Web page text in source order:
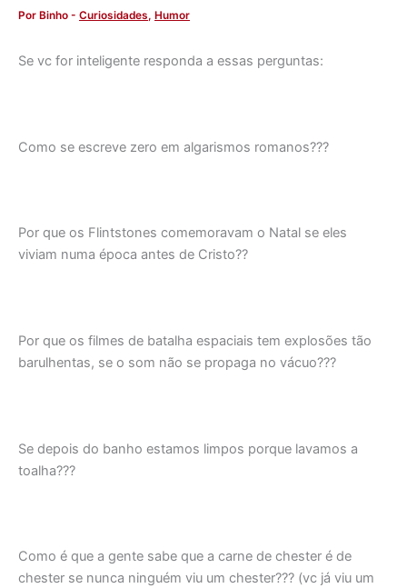
Por Binho - Curiosidades, Humor
Se vc for inteligente responda a essas perguntas:
Como se escreve zero em algarismos romanos???
Por que os Flintstones comemoravam o Natal se eles
viviam numa época antes de Cristo??
Por que os filmes de batalha espaciais tem explosões tão
barulhentas, se o som não se propaga no vácuo???
Se depois do banho estamos limpos porque lavamos a
toalha???
Como é que a gente sabe que a carne de chester é de
chester se nunca ninguém viu um chester??? (vc já viu um